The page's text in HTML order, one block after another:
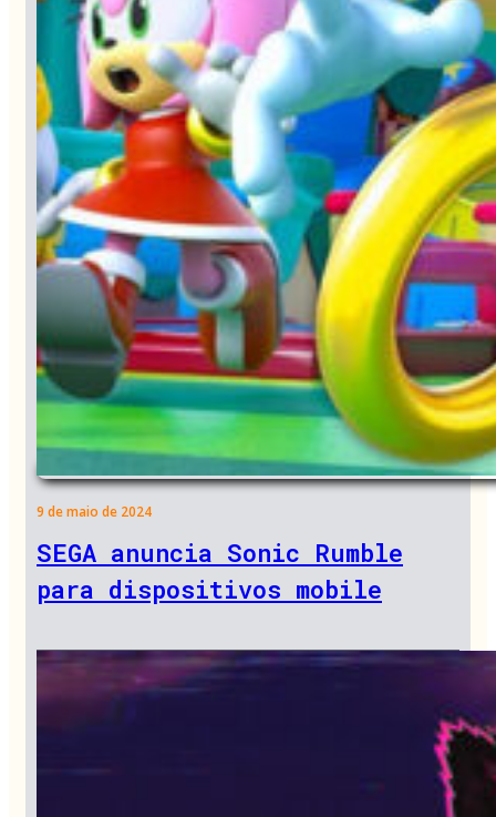
9 de maio de 2024
SEGA anuncia Sonic Rumble
para dispositivos mobile